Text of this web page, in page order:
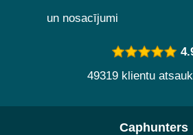
un nosacījumi
49319 klientu
Caphunters